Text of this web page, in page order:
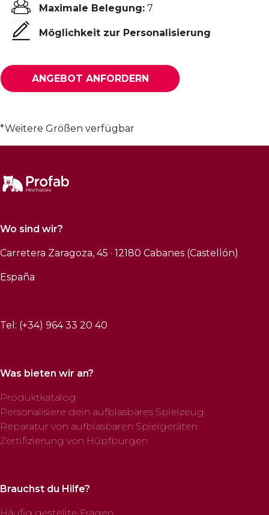
Maximale Belegung: 7
Möglichkeit zur Personalisierung
ANGEBOT ANFORDERN
*Weitere Größen verfügbar
Wo sind wir?
Carretera Zaragoza, 45 · 12180 Cabanes (Castellón)
España
Tel: (+34) 964 33 20 40
Was bieten wir an?
Produktkatalog
Personalisiere dein aufblasbares Spielzeug
Reparatur von aufblasbaren Spielgeräten
Zertifizierung von Hüpfburgen
Brauchst du Hilfe?